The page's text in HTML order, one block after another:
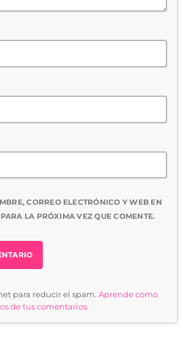
CORREO ELECTRÓNICO Y WEB EN
LA PRÓXIMA VEZ QUE COMENTE.
para reducir el spam. Aprende cómo
de tus comentarios.